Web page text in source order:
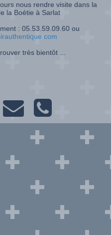
nous rendre visite dans la
la Boétie à Sarlat
: 05.53.59.09.60 ou
très bientôt ...